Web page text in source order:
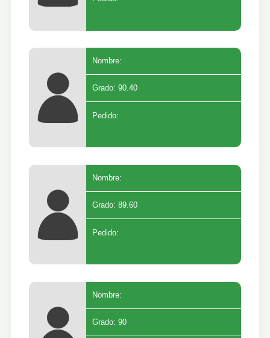
Nombre:
Grado: 90.40
Pedido:
Nombre:
Grado: 89.60
Pedido:
Nombre:
Grado: 90